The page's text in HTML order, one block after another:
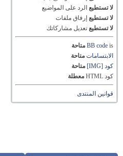
لا تستطيع الرد على المواضيع
لا تستطيع إرفاق ملفات
لا تستطيع تعديل مشاركاتك
BB codeis
متاحة
الابتسامات متاحة
كود [IMG]
متاحة
كود HTML
معطلة
قوانين المنتدى